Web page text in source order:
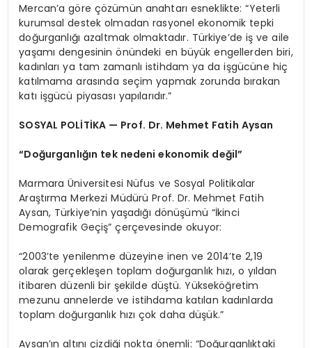
Mercan’a göre çözümün anahtarı esneklikte: “Yeterli
kurumsal destek olmadan rasyonel ekonomik tepki
doğurganlığı azaltmak olmaktadır. Türkiye’de iş ve aile
yaşamı dengesinin önündeki en büyük engellerden biri,
kadınları ya tam zamanlı istihdam ya da işgücüne hiç
katılmama arasında seçim yapmak zorunda bırakan
katı işgücü piyasası yapılarıdır.”
SOSYAL POLİTİKA — Prof. Dr. Mehmet Fatih Aysan
“Doğurganlığın tek nedeni ekonomik değil”
Marmara Üniversitesi Nüfus ve Sosyal Politikalar
Araştırma Merkezi Müdürü Prof. Dr. Mehmet Fatih
Aysan, Türkiye’nin yaşadığı dönüşümü “İkinci
Demografik Geçiş” çerçevesinde okuyor:
“2003’te yenilenme düzeyine inen ve 2014’te 2,19
olarak gerçekleşen toplam doğurganlık hızı, o yıldan
itibaren düzenli bir şekilde düştü. Yükseköğretim
mezunu annelerde ve istihdama katılan kadınlarda
toplam doğurganlık hızı çok daha düşük.”
Aysan’ın altını çizdiği nokta önemli: “Doğurganlıktaki